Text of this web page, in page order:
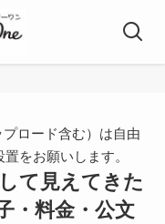
ロード含む）は自由
をお願いします。
て見えてきた
・料金・公文